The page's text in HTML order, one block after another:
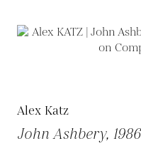
Alex Katz
John Ashbery, 1986